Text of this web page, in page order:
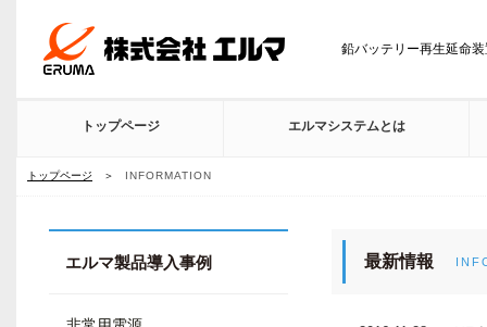
鉛バッテリー再生延命
トップページ エルマシステムとは
トップページ ＞ INFORMATION
最新情報
エルマ製品導入事例